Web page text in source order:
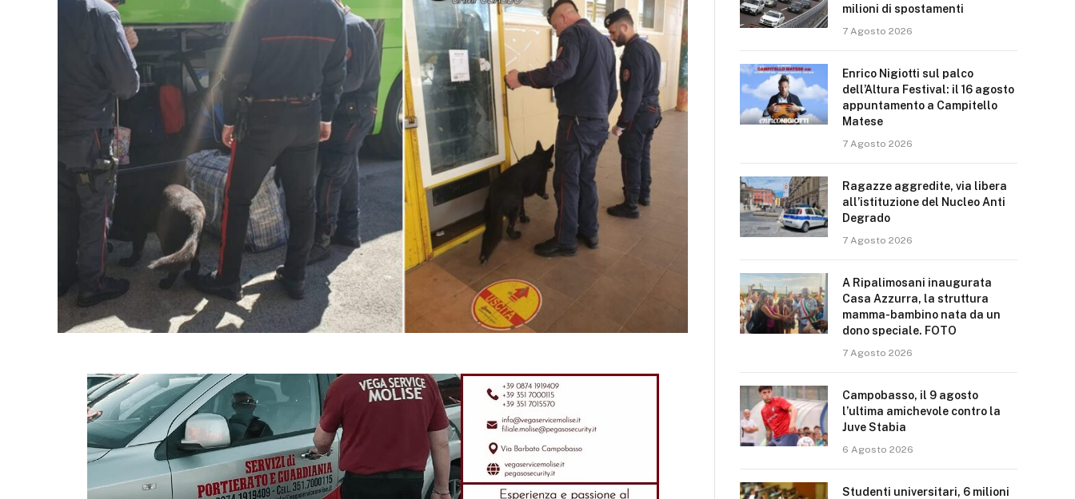
milioni di spostamenti
7 Agosto 2026
Enrico Nigiotti sul palco
dell’Altura Festival: il 16 agosto
appuntamento a Campitello
Matese
7 Agosto 2026
Ragazze aggredite, via libera
all’istituzione del Nucleo Anti
Degrado
7 Agosto 2026
A Ripalimosani inaugurata
Casa Azzurra, la struttura
mamma-bambino nata da un
dono speciale. FOTO
7 Agosto 2026
Campobasso, il 9 agosto
l’ultima amichevole contro la
Juve Stabia
6 Agosto 2026
Studenti universitari, 6 milioni